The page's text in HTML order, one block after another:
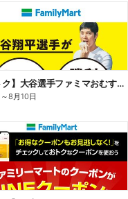
【おトク】大谷選手ファミマおむすび割
～8月10日